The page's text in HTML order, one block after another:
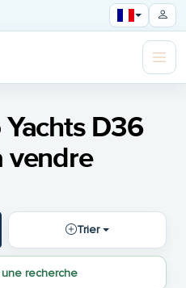
D36
vendre
Trier
recherche